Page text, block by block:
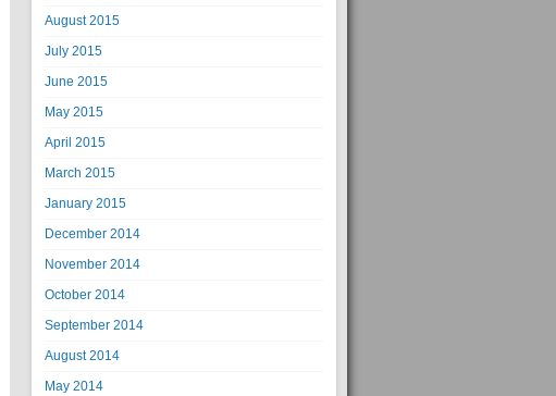
August 2015
July 2015
June 2015
May 2015
April 2015
March 2015
January 2015
December 2014
November 2014
October 2014
September 2014
August 2014
May 2014